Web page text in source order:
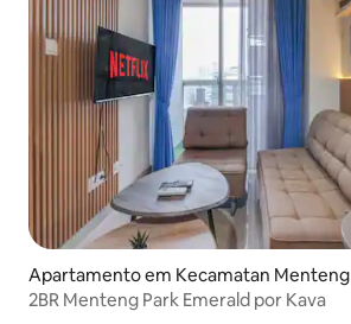
Apartamento em Kecamatan Menteng
2BR Menteng Park Emerald por Kava